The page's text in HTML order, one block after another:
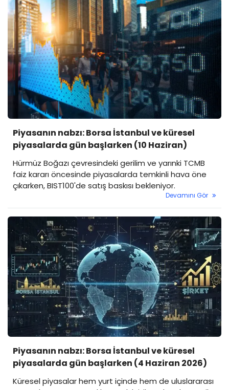
Piyasanın nabzı: Borsa İstanbul ve küresel
piyasalarda gün başlarken (10 Haziran)
Hürmüz Boğazı çevresindeki gerilim ve yarınki TCMB
faiz kararı öncesinde piyasalarda temkinli hava öne
çıkarken, BIST100'de satış baskısı bekleniyor.
Devamını Gör
Piyasanın nabzı: Borsa İstanbul ve küresel
piyasalarda gün başlarken (4 Haziran 2026)
Küresel piyasalar hem yurt içinde hem de uluslararası